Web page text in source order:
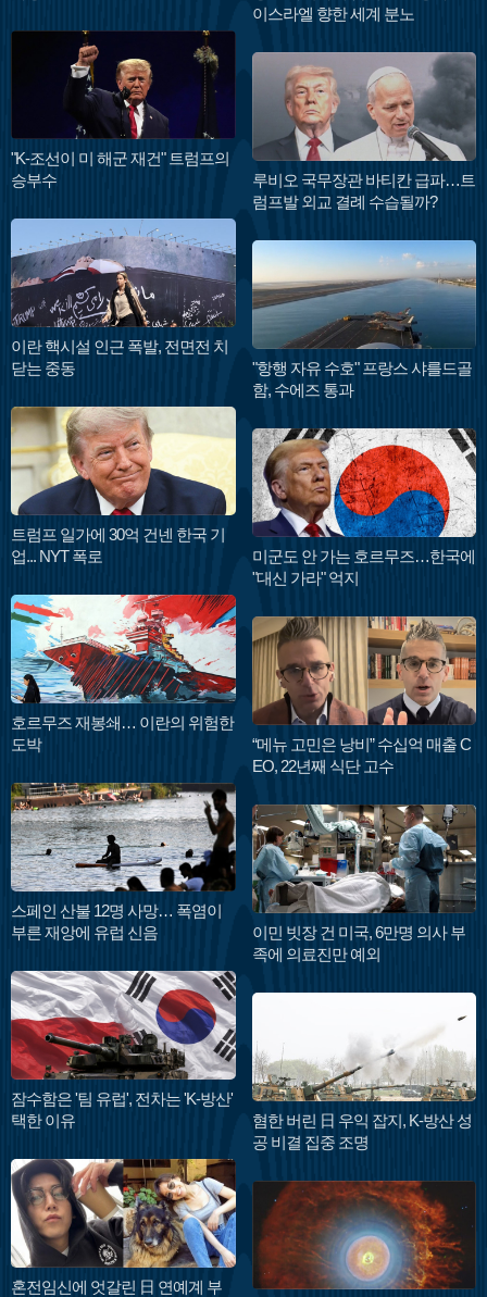
"K-조선이 미 해군 재건" 트럼프의
승부수
이란 핵시설 인근 폭발, 전면전 치
닫는 중동
트럼프 일가에 30억 건넨 한국 기
업... NYT 폭로
호르무즈 재봉쇄… 이란의 위험한
도박
스페인 산불 12명 사망… 폭염이
부른 재앙에 유럽 신음
잠수함은 '팀 유럽', 전차는 'K-방산'
택한 이유
혼전임신에 엇갈린 日 연예계 부
이스라엘 향한 세계 분노
루비오 국무장관 바티칸 급파…트
럼프발 외교 결례 수습될까?
"항행 자유 수호" 프랑스 샤를드골
함, 수에즈 통과
미군도 안 가는 호르무즈…한국에
"대신 가라" 억지
“메뉴 고민은 낭비” 수십억 매출 C
EO, 22년째 식단 고수
이민 빗장 건 미국, 6만명 의사 부
족에 의료진만 예외
혐한 버린 日 우익 잡지, K-방산 성
공 비결 집중 조명